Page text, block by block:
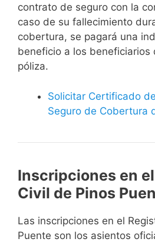
contrato de seguro con la
caso de su fallecimiento
cobertura, se pagará una
beneficio a los beneficiarios
póliza.
Solicitar Certificado
Seguro de Cobertura
Inscripciones en
Civil de Pinos
Las inscripciones en el
Puente son los asientos